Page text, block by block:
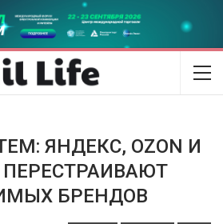
ЯНДЕКС, OZON И
ПЕРЕСТРАИВАЮТ
БРЕНДОВ